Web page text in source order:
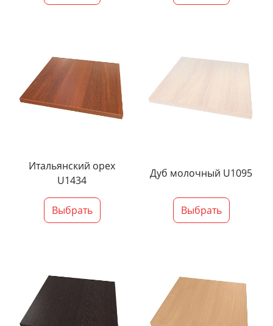
Итальянский орех
U1434
Выбрать
Дуб молочный U1095
Выбрать